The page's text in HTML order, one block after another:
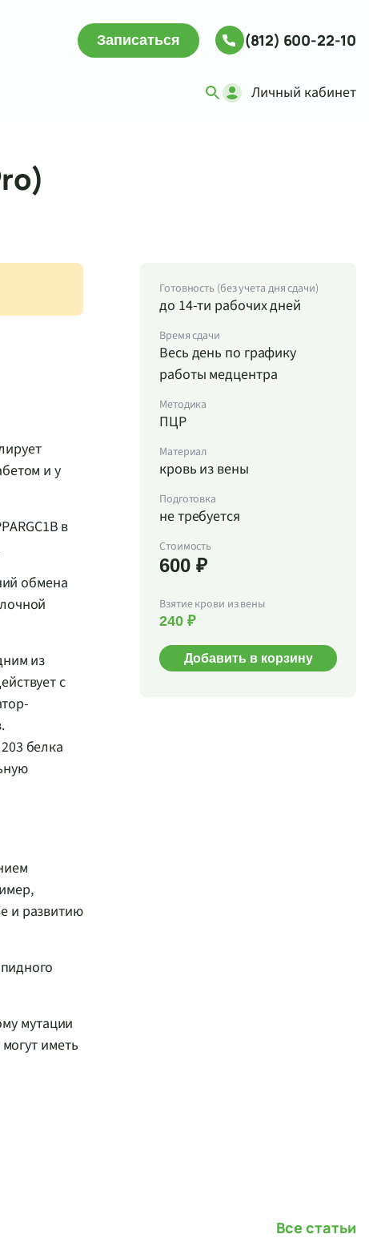
Записаться (812) 600-22-10
Личный кабинет
и у
в
обмена
из
с
белка
и развитию
мутации
иметь
Готовность (без учета дня сдачи)
до 14-ти рабочих дней
Время сдачи
Весь день по графику
работы медцентра
Методика
ПЦР
Материал
кровь из вены
Подготовка
не требуется
Стоимость
600 ₽
Взятие крови из вены
240 ₽
Добавить в корзину
Все статьи